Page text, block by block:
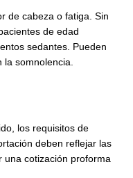
de cabeza o fatiga. Sin
de edad
sedantes. Pueden
somnolencia.
los requisitos de
deben reflejar las
una cotización proforma